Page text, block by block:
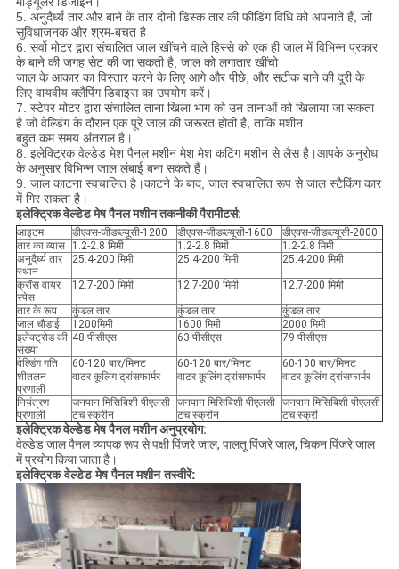
5. अनुदैर्ध्य तार और बाने के तार दोनों डिस्क तार की फीडिंग विधि को अपनाते हैं, जो
सुविधाजनक और श्रम-बचत है
6. सर्वो मोटर द्वारा संचालित जाल खींचने वाले हिस्से को एक ही जाल में विभिन्न प्रकार
के बाने की जगह सेट की जा सकती है, जाल को लगातार खींचो
जाल के आकार का विस्तार करने के लिए आगे और पीछे, और सटीक बाने की दूरी के
लिए वायवीय क्लैंपिंग डिवाइस का उपयोग करें।
7. स्टेपर मोटर द्वारा संचालित ताना खिला भाग को उन तानाओं को खिलाया जा सकता
है जो वेल्डिंग के दौरान एक पूरे जाल की जरूरत होती है, ताकि मशीन
बहुत कम समय अंतराल है।
8. इलेक्ट्रिक वेल्डेड मेश पैनल मशीन मेश मेश कटिंग मशीन से लैस है।आपके अनुरोध
के अनुसार विभिन्न जाल लंबाई बना सकते हैं।
9. जाल काटना स्वचालित है।काटने के बाद, जाल स्वचालित रूप से जाल स्टैकिंग कार
में गिर सकता है।
इलेक्ट्रिक वेल्डेड मेष पैनल मशीन तकनीकी पैरामीटर्स:
आइटम डीएक्स-जीडब्ल्यूसी-1200 डीएक्स-जीडब्ल्यूसी-1600
डीएक्स-जीडब्ल्यूसी-2000
तार का व्यास
1.2-2.8 मिमी 1.2-2.8 मिमी
1.2-2.8 मिमी
अनुदैर्ध्य तार
स्थान
25.4-200 मिमी 25.4-200 मिमी 25.4-200 मिमी
क्रॉस वायर
स्पेस
12.7-200 मिमी 12.7-200 मिमी 12.7-200 मिमी
तार के रूप कुंडल तार कुंडल तार
कुंडल तार
जाल चौड़ाई
1200मिमी 1600 मिमी
2000 मिमी
इलेक्ट्रोड की
संख्या
48 पीसीएस 63 पीसीएस 79 पीसीएस
वेल्डिंग गति 60-120 बार/मिनट 60-120 बार/मिनट
60-100 बार/मिनट
शीतलन
प्रणाली
वाटर कूलिंग ट्रांसफार्मर वाटर कूलिंग ट्रांसफार्मर वाटर कूलिंग ट्रांसफार्मर
नियंत्रण
प्रणाली
जनपान मिसिबिशी पीएलसी
टच स्क्रीन
जनपान मिसिबिशी पीएलसी
टच स्क्रीन
जनपान मिसिबिशी पीएलसी
टच स्क्री
इलेक्ट्रिक वेल्डेड मेष पैनल मशीन अनुप्रयोग:
वेल्डेड जाल पैनल व्यापक रूप से पक्षी पिंजरे जाल, पालतू पिंजरे जाल, चिकन पिंजरे जाल
में प्रयोग किया जाता है।
इलेक्ट्रिक वेल्डेड मेष पैनल मशीन तस्वीरें: